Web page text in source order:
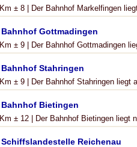
Km ± 8 | Der Bahnhof Markelfingen
Bahnhof Gottmadingen
Km ± 9 | Der Bahnhof Gottmadingen
Bahnhof Stahringen
Km ± 9 | Der Bahnhof Stahringen liegt
Bahnhof Bietingen
Km ± 12 | Der Bahnhof Bietingen liegt
Schiffslandestelle Reichenau